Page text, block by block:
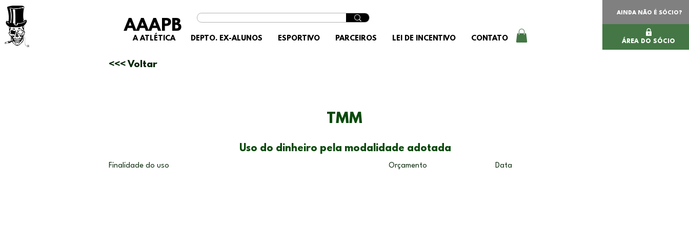
AAAPB
A ATLÉTICA DEPTO. EX-ALUNOS ESPORTIVO PARCEIROS LEI DE INCENTIVO CONTATO
AINDA NÃO É SÓCIO?
ÁREA DO SÓCIO
<<< Voltar
TMM
Uso do dinheiro pela modalidade adotada
Finalidade do uso Orçamento Data